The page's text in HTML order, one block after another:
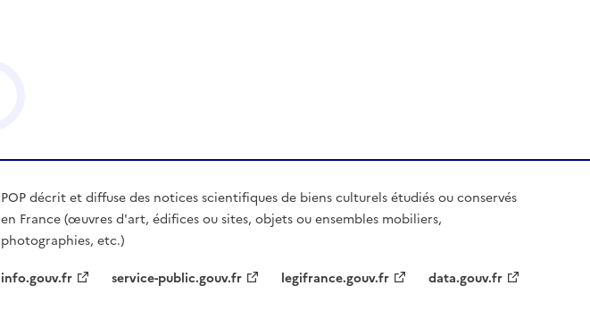
POP décrit et diffuse des notices scientifiques de biens culturels étudiés ou conservés
en France (œuvres d'art, édifices ou sites, objets ou ensembles mobiliers,
photographies, etc.)
info.gouv.fr
service-public.gouv.fr legifrance.gouv.fr data.gouv.fr